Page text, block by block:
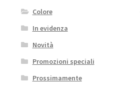
Colore
In evidenza
Novità
Promozioni speciali
Prossimamente